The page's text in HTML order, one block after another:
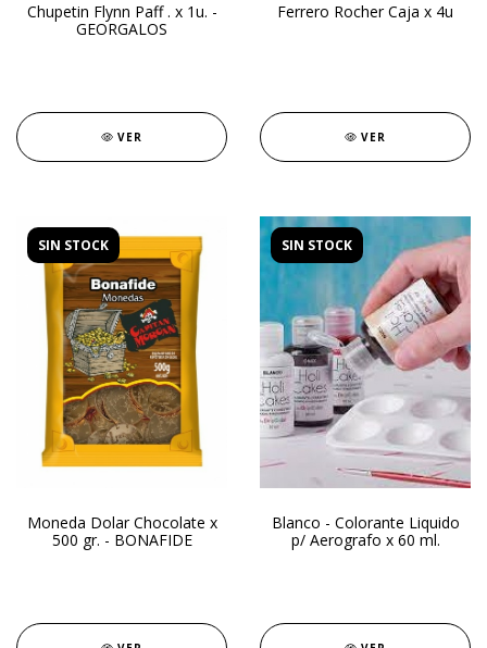
Chupetin Flynn Paff . x 1u. -
GEORGALOS
VER
Ferrero Rocher Caja x 4u
VER
SIN STOCK
Moneda Dolar Chocolate x
500 gr. - BONAFIDE
SIN STOCK
Blanco - Colorante Liquido
p/ Aerografo x 60 ml.